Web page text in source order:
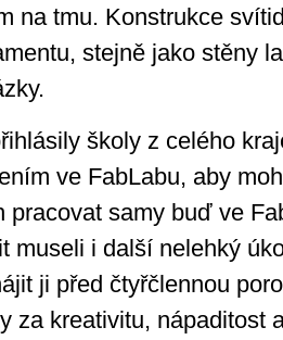
na tmu. Konstrukce
stejně jako stěny
školy z celého
ve FabLabu, aby
pracovat samy buď ve
museli i další nelehký
ji před čtyřčlennou
za kreativitu, nápaditost